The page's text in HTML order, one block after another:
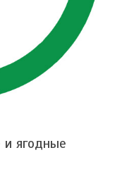
ягодные